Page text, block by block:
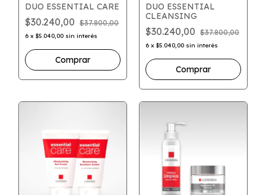
DUO ESSENTIAL CARE
$30.240,00 $37.800,00
6 x $5.040,00 sin interés
DUO ESSENTIAL
CLEANSING
$30.240,00 $37.800,00
6 x $5.040,00 sin interés